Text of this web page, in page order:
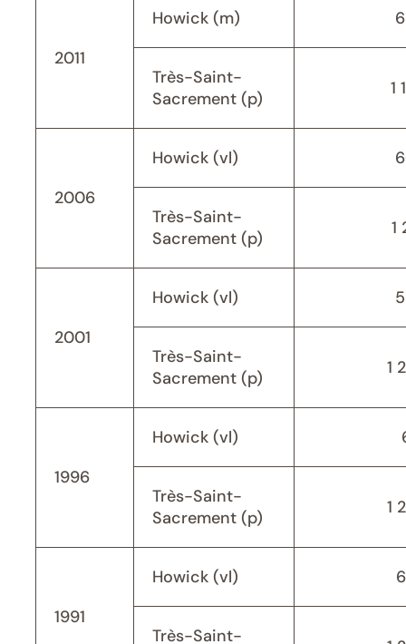
2011
Howick (m)
Très-Saint-
Sacrement (p)
1
2006
Howick (vl)
Très-Saint-
Sacrement (p)
1
2001
Howick (vl)
Très-Saint-
Sacrement (p)
1
1996
Howick (vl)
Très-Saint-
Sacrement (p)
1
1991
Howick (vl)
Très-Saint-